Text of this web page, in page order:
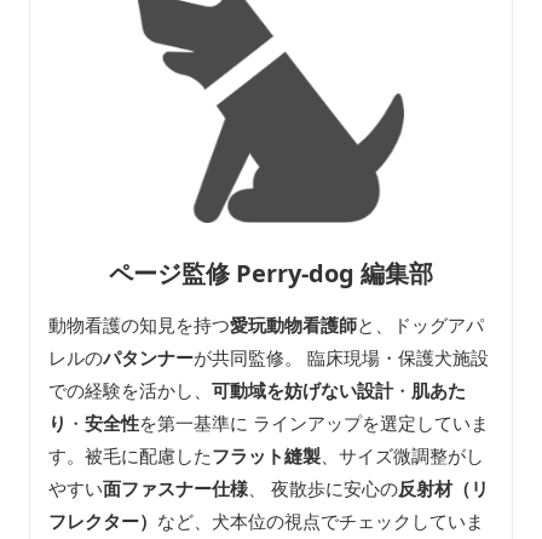
ページ監修 Perry-dog 編集部
動物看護の知見を持つ愛玩動物看護師と、ドッグアパ
レルのパタンナーが共同監修。 臨床現場・保護犬施設
での経験を活かし、 可動域を妨げない設計・ 肌あた
り ・ 安全性を第一基準に ラインアップを選定していま
す。被毛に配慮したフラット縫製 、サイズ微調整がし
やすい面ファスナー仕様 、 夜散歩に安心の反射材（リ
フレクター） など、犬本位の視点でチェックしていま